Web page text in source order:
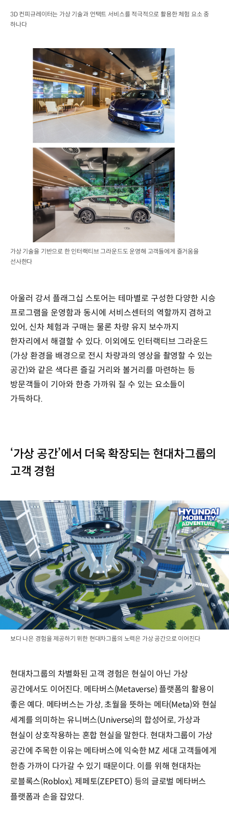
3D 컨피규레이터는 가상 기술과 언택트 서비스를 적극적으로 활용한 체험 요소 중
하나다
가상 기술을 기반으로 한 인터랙티브 그라운드도 운영해 고객들에게 즐거움을
선사한다
아울러 강서 플래그십 스토어는 테마별로 구성한 다양한 시승
프로그램을 운영함과 동시에 서비스센터의 역할까지 겸하고
있어, 신차 체험과 구매는 물론 차량 유지 보수까지
한자리에서 해결할 수 있다. 이외에도 인터랙티브 그라운드
(가상 환경을 배경으로 전시 차량과의 영상을 촬영할 수 있는
공간)와 같은 색다른 즐길 거리와 볼거리를 마련하는 등
방문객들이 기아와 한층 가까워 질 수 있는 요소들이
가득하다.
‘가상 공간’에서 더욱 확장되는 현대차그룹의
고객 경험
보다 나은 경험을 제공하기 위한 현대차그룹의 노력은 가상 공간으로 이어진다
현대차그룹의 차별화된 고객 경험은 현실이 아닌 가상
공간에서도 이어진다. 메타버스(Metaverse) 플랫폼의 활용이
좋은 예다. 메타버스는 가상, 초월을 뜻하는 메타(Meta)와 현실
세계를 의미하는 유니버스(Universe)의 합성어로, 가상과
현실이 상호작용하는 혼합 현실을 말한다. 현대차그룹이 가상
공간에 주목한 이유는 메타버스에 익숙한 MZ 세대 고객들에게
한층 가까이 다가갈 수 있기 때문이다. 이를 위해 현대차는
로블록스(Roblox), 제페토(ZEPETO) 등의 글로벌 메타버스
플랫폼과 손을 잡았다.